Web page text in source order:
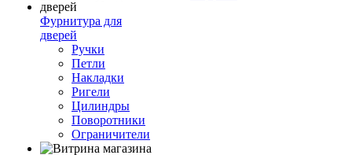
Фурнитура для
дверей
Ручки
Петли
Накладки
Ригели
Цилиндры
Поворотники
Ограничители